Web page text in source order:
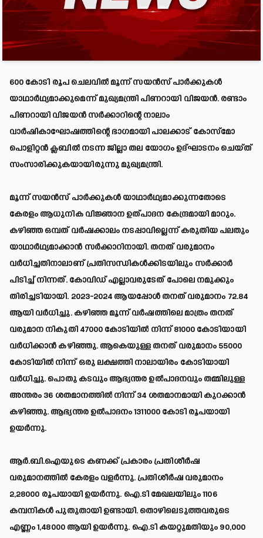
600 കോടി രൂപ ചെലവിൽ മൂന്ന് സയൻസ് പാർക്കുകൾ
യാഥാർഥ്യമാക്കുമെന്ന് മുഖ്യമന്ത്രി പിണറായി വിജയൻ. രണ്ടാം
പിണറായി വിജയൻ സർക്കാറിന്റെ നാലാം
വാർഷികാഘോഷത്തിന്റെ ഭാഗമായി പാലക്കാട് കോസ്‌മോ
പൊളിറ്റൻ ക്ലബിൽ നടന്ന ജില്ലാ തല യോഗം ഉദ്ഘാടനം ചെയ്ത്
സംസാരിക്കുകയായിരുന്നു മുഖ്യമന്ത്രി.
മൂന്ന് സയൻസ് പാർക്കുകൾ യാഥാർഥ്യമാക്കുന്നതോടെ
കേരളം ആധുനിക വിജ്ഞാന ഉത്പാദന കേന്ദ്രമായി മാറും.
കഴിഞ്ഞ ഒമ്പത് വർഷക്കാലം നടപ്പാവില്ലെന്ന് കരുതിയ പലതും
യാഥാർഥ്യമാക്കാൻ സർക്കാറിനായി. തനത് വരുമാനം
വർധിച്ചതിനാലാണ് പ്രതിസന്ധികൾക്കിടയിലും സർക്കാർ
പിടിച്ച് നിന്നത്. കോവിഡ് എല്ലാവരുടേത് പോലെ നമുക്കും
തിരിച്ചടിയായി. 2023-2024 ആയപ്പോൾ തനത് വരുമാനം 72.84
ആയി വർധിച്ചു. കഴിഞ്ഞ മൂന്ന് വർഷത്തിലെ മാത്രം തനത്
വരുമാന നികുതി 47000 കോടിയിൽ നിന്ന് 81000 കോടിയായി
വർധിക്കാൻ കഴിഞ്ഞു. ആകെയുള്ള തനത് വരുമാനം 55000
കോടിയിൽ നിന്ന് ഒരു ലക്ഷത്തി നാലായിരം കോടിയായി
വർധിച്ചു. പൊതു കടവും ആഭ്യന്തര ഉൽപാദനവും തമ്മിലുള്ള
അന്തരം 36 ശതമാനത്തിൽ നിന്ന് 34 ശതമാനമായി കുറക്കാൻ
കഴിഞ്ഞു. ആഭ്യന്തര ഉൽപാദനം 1311000 കോടി രൂപയായി
ഉയർന്നു.
ആർ.ബി.ഐയുടെ കണക്ക് പ്രകാരം പ്രതിശീർഷ
വരുമാനത്തിൽ കേരളം വളർന്നു. പ്രതിശീർഷ വരുമാനം
2,28000 രൂപയായി ഉയർന്നു. ഐ.ടി മേഖലയിലും 1106
കമ്പനികൾ പുതുതായി ഉണ്ടായി. തൊഴിലെടുത്തവരുടെ
എണ്ണം 1,48000 ആയി ഉയർന്നു. ഐ.ടി കയറ്റുമതിയും 90,000